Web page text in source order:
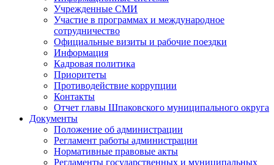
Учрежденные СМИ
Участие в программах и международное
сотрудничество
Официальные визиты и рабочие поездки
Информация
Кадровая политика
Приоритеты
Противодействие коррупции
Контакты
Отчет главы Шпаковского муниципального округа
Документы
Положение об администрации
Регламент работы администрации
Нормативные правовые акты
Регламенты государственных и муниципальных